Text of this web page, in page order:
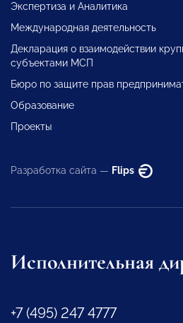
Экспертиза и Аналитика
Международная деятельность
Декларация о взаимодействии
субъектами МСП
Бюро по защите прав
Образование
Проекты
Разработка сайта — Flips
Исполнительная
+7 (495) 247 4777